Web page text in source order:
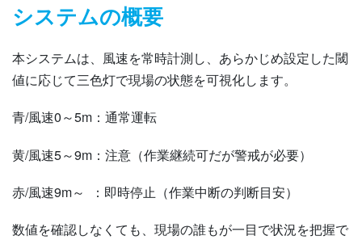
システムの概要
本システムは、風速を常時計測し、あらかじめ設定した閾
値に応じて三色灯で現場の状態を可視化します。
青/風速0～5m：通常運転
黄/風速5～9m：注意（作業継続可だが警戒が必要）
赤/風速9m～ ：即時停止（作業中断の判断目安）
数値を確認しなくても、現場の誰もが一目で状況を把握で